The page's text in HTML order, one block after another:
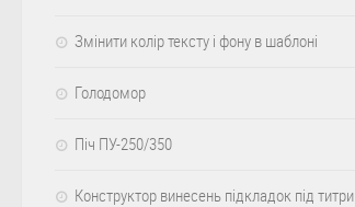
Змінити колір тексту і фону в шаблоні
Голодомор
Піч ПУ-250/350
Конструктор винесень підкладок під титри